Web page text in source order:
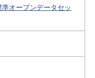
オープンデータセッ